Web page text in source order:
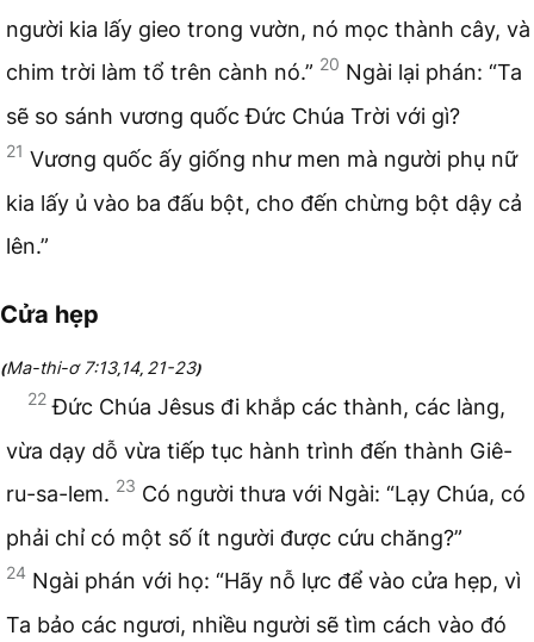
người kia lấy gieo trong vườn, nó mọc thành cây, và
chim trời làm tổ trên cành nó.” 20 Ngài lại phán: “Ta
sẽ so sánh vương quốc Đức Chúa Trời với gì?
21 Vương quốc ấy giống như men mà người phụ nữ
kia lấy ủ vào ba đấu bột, cho đến chừng bột dậy cả
lên.”
Cửa hẹp
(Ma-thi-ơ 7:13, 14, 21-23)
22 Đức Chúa Jêsus đi khắp các thành, các làng,
vừa dạy dỗ vừa tiếp tục hành trình đến thành Giê-
ru-sa-lem. 23 Có người thưa với Ngài: “Lạy Chúa, có
phải chỉ có một số ít người được cứu chăng?”
24 Ngài phán với họ: “Hãy nỗ lực để vào cửa hẹp, vì
Ta bảo các ngươi, nhiều người sẽ tìm cách vào đó